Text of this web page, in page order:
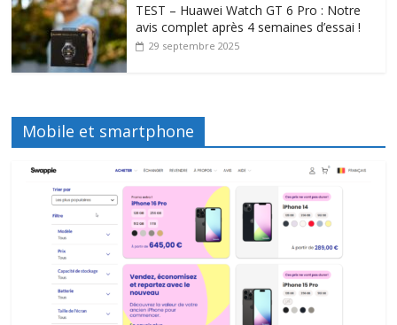
TEST – Huawei Watch GT 6 Pro : Notre
avis complet après 4 semaines d’essai !
29 septembre 2025
Mobile et smartphone